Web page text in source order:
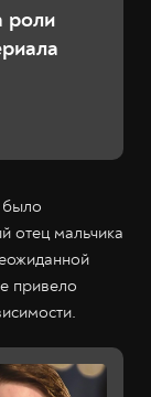
роли
было
отец мальчика
привело